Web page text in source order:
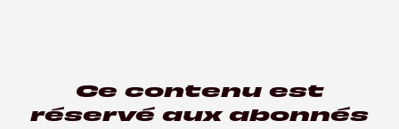
Ce contenu est
réservé aux abonnés